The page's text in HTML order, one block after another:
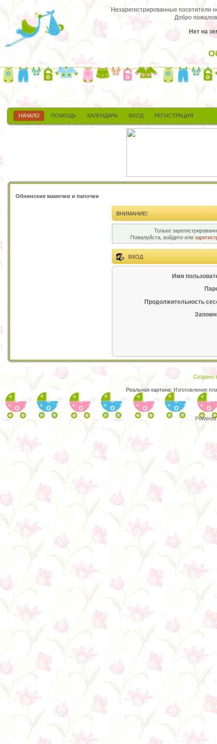
Незарегистрированные посетители
Добро
Нет на
НАЧАЛО ПОМОЩЬ КАЛЕНДАРЬ ВХОД РЕГИСТРАЦИЯ
Обнинские мамочки и папочки
ВНИМАНИЕ!
Только
Пожалуйста, войдите или
ВХОД
Имя
Продолжительность
Создано
Реальная картина: Изготовление